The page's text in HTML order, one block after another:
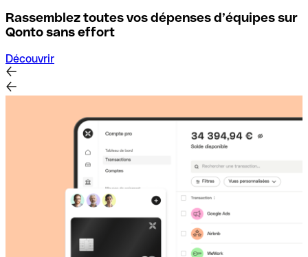
Rassemblez toutes vos dépenses d’équipes sur
Qonto sans effort
Découvrir